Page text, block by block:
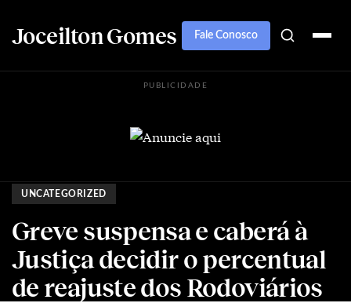
Joceilton Gomes Fale Conosco
PUBLICIDADE
UNCATEGORIZED
Greve suspensa e caberá à
Justiça decidir o percentual
de reajuste dos Rodoviários